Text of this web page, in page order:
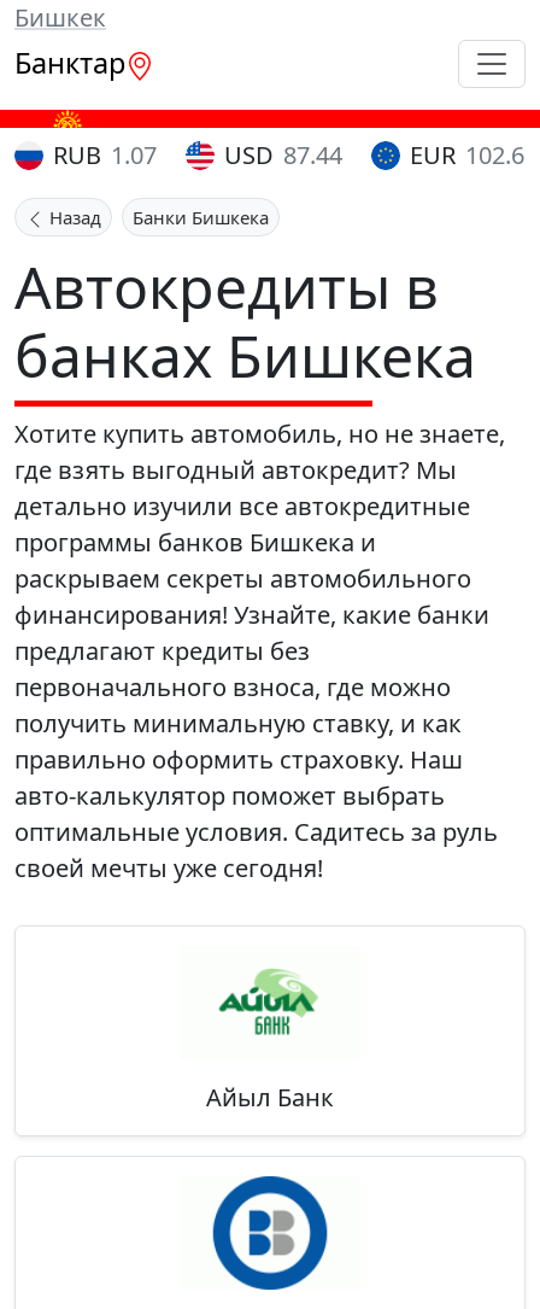
Бишкек
Банктар
RUB 1.07 USD 87.44 EUR 102.65
Назад Банки Бишкека
Автокредиты в
банках Бишкека
Хотите купить автомобиль, но не знаете,
где взять выгодный автокредит? Мы
детально изучили все автокредитные
программы банков Бишкека и
раскрываем секреты автомобильного
финансирования! Узнайте, какие банки
предлагают кредиты без
первоначального взноса, где можно
получить минимальную ставку, и как
правильно оформить страховку. Наш
авто-калькулятор поможет выбрать
оптимальные условия. Садитесь за руль
своей мечты уже сегодня!
Айыл Банк